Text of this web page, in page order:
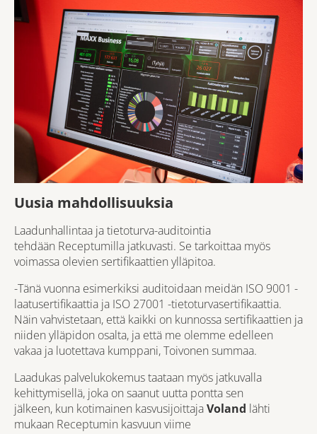
Uusia mahdollisuuksia
Laadunhallintaa ja tietoturva-auditointia
tehdään Receptumilla jatkuvasti. Se tarkoittaa myös
voimassa olevien sertifikaattien ylläpitoa.
-Tänä vuonna esimerkiksi auditoidaan meidän ISO 9001 -
laatusertifikaattia ja ISO 27001 -tietoturvasertifikaattia.
Näin vahvistetaan, että kaikki on kunnossa sertifikaattien ja
niiden ylläpidon osalta, ja että me olemme edelleen
vakaa ja luotettava kumppani, Toivonen summaa.
Laadukas palvelukokemus taataan myös jatkuvalla
kehittymisellä, joka on saanut uutta pontta sen
jälkeen, kun kotimainen kasvusijoittajaVoland lähti
mukaan Receptumin kasvuun viime